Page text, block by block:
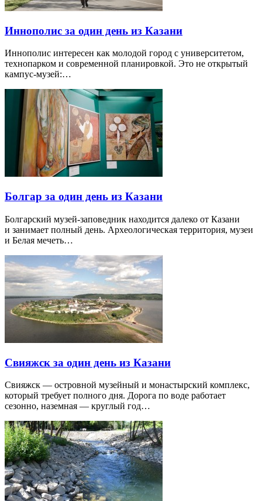
Иннополис за один день из Казани
Иннополис интересен как молодой город с университетом,
технопарком и современной планировкой. Это не открытый
кампус-музей:…
Болгар за один день из Казани
Болгарский музей-заповедник находится далеко от Казани
и занимает полный день. Археологическая территория, музеи
и Белая мечеть…
Свияжск за один день из Казани
Свияжск — островной музейный и монастырский комплекс,
который требует полного дня. Дорога по воде работает
сезонно, наземная — круглый год…